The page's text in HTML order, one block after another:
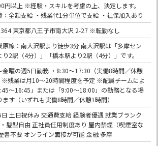
円以上 ※経験・スキルを考慮の上、決定します。
：全額支給 ・残業代1分単位で支給 ・社保加入あり
東京都八王子市南大沢 2-27 ※転勤なし
原線：南大沢駅より徒歩3分 南大沢駅は「多摩セン
り2駅（4分）」「橋本駅より2駅（4分）」です。
金曜の週5日勤務 ・8:30～17:30（実働8時間／休憩
※残業は月10～20時間程度を予定 ※配属チームによ
～16:45」または「9:00～18:00」の勤務となる場
ます（いずれも実働8時間／休憩1時間）
土日祝休み 交通費支給 経験者優遇 就業ブランク
髪型自由 正社員任用制度あり 屋内禁煙（喫煙室な
書不要 オンライン面接が可能 金融 多摩